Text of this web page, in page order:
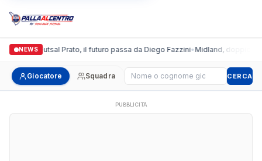
NEWSFutsal Prato, il futuro passa da Diego Fazzini•Midland, doppio
Giocatore Squadra Cerca giocatore CERCA
PUBBLICITÀ